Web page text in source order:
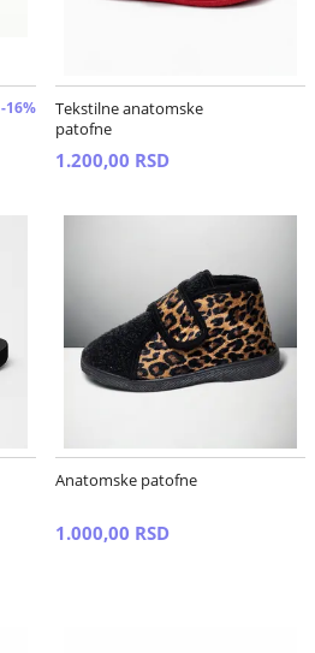
-16%
Tekstilne anatomske
patofne
1.200,00 RSD
Anatomske patofne
1.000,00 RSD